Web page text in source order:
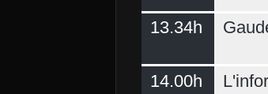
13.34h
14.00h